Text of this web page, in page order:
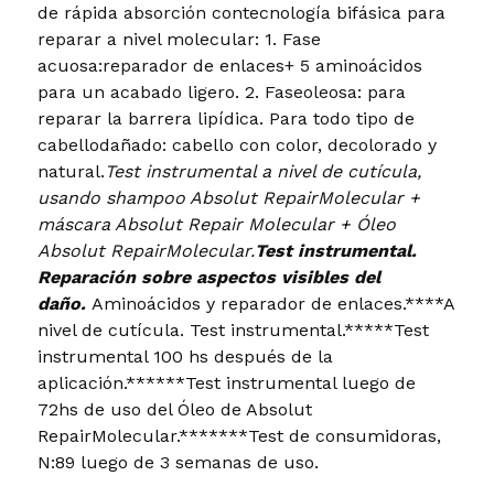
de rápida absorción contecnología bifásica para
reparar a nivel molecular: 1. Fase
acuosa:reparador de enlaces+ 5 aminoácidos
para un acabado ligero. 2. Faseoleosa: para
reparar la barrera lipídica. Para todo tipo de
cabellodañado: cabello con color, decolorado y
natural. Test instrumental a nivel de cutícula,
usando shampoo Absolut RepairMolecular +
máscara Absolut Repair Molecular + Óleo
Absolut RepairMolecular.Test instrumental.
Reparación sobre aspectos visibles del
daño.Aminoácidos y reparador de enlaces.****A
nivel de cutícula. Test instrumental.*****Test
instrumental 100 hs después de la
aplicación.******Test instrumental luego de
72hs de uso del Óleo de Absolut
RepairMolecular.*******Test de consumidoras,
N:89 luego de 3 semanas de uso.